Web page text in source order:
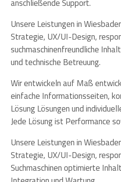
anschließende Support.
Unsere Leistungen in
Strategie, UX/UI-Design,
suchmaschinenfreundliche
und technische Betreuung.
Wir entwickeln auf Maß
einfache Informationsseiten,
Lösung Lösungen und
Jede Lösung ist Performance
Unsere Leistungen in
Strategie, UX/UI-Design,
Suchmaschinen optimierte